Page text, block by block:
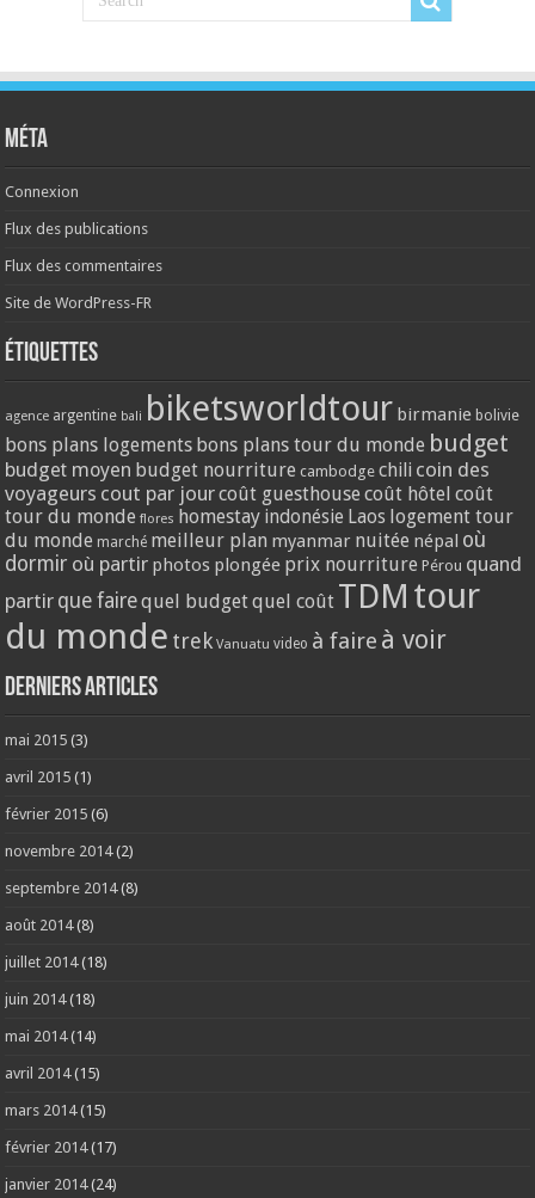
Méta
Connexion
Flux des publications
Flux des commentaires
Site de WordPress-FR
Étiquettes
agence argentine bali biketsworldtour birmanie bolivie
bons plans logements bons plans tour du monde budget
budget moyen budget nourriture cambodge chili coin des
voyageurs cout par jourcoût guesthouse coût hôtel coût
tour du monde flores homestay indonésie Laos logement tour
du monde marché meilleur plan myanmar nuitée népal où
dormir où partir photos plongée prix nourriture Pérou quand
partir que fairequel budgetquel coût TDM tour
du monde trek Vanuatu video à faire à voir
Derniers articles
mai 2015 (3)
avril 2015 (1)
février 2015 (6)
novembre 2014(2)
septembre 2014(8)
août 2014(8)
juillet 2014(18)
juin 2014(18)
mai 2014(14)
avril 2014(15)
mars 2014(15)
février 2014(17)
janvier 2014(24)